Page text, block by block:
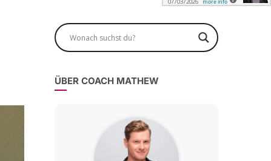
ÜBER COACH MATHEW